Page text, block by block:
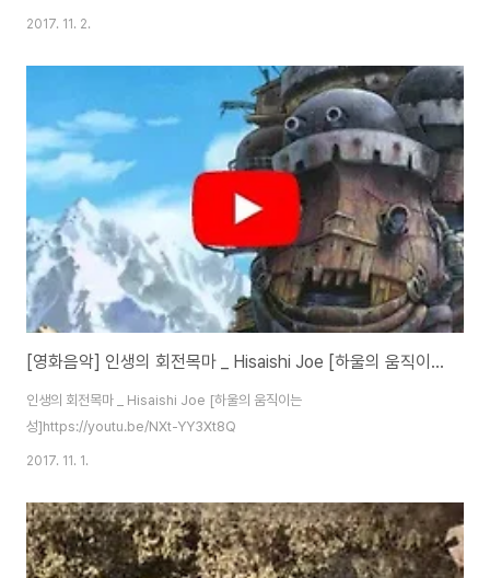
2017. 11. 2.
[영화음악] 인생의 회전목마 _ Hisaishi Joe [하울의 움직이는 성]
인생의 회전목마 _ Hisaishi Joe [하울의 움직이는
성]https://youtu.be/NXt-YY3Xt8Q
2017. 11. 1.